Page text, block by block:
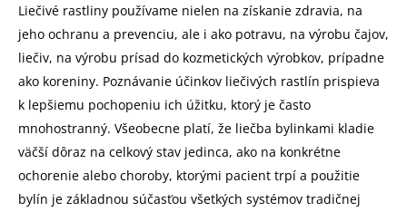
Liečivé rastliny používame nielen na získanie zdravia, na
jeho ochranu a prevenciu, ale i ako potravu, na výrobu čajov,
liečiv, na výrobu prísad do kozmetických výrobkov, prípadne
ako koreniny. Poznávanie účinkov liečivých rastlín prispieva
k lepšiemu pochopeniu ich úžitku, ktorý je často
mnohostranný. Všeobecne platí, že liečba bylinkami kladie
väčší dôraz na celkový stav jedinca, ako na konkrétne
ochorenie alebo choroby, ktorými pacient trpí a použitie
bylín je základnou súčasťou všetkých systémov tradičnej